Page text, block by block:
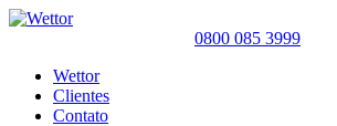
0800 085 3999
Wettor
Clientes
Contato